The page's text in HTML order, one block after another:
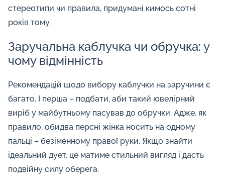
стереотипи чи правила, придумані кимось сотні
років тому.
Заручальна каблучка чи обручка: у
чому відмінність
Рекомендацій щодо вибору каблучки на заручини є
багато. І перша – подбати, аби такий ювелірний
виріб у майбутньому пасував до обручки. Адже, як
правило, обидва персні жінка носить на одному
пальці – безіменному правої руки. Якщо знайти
ідеальний дует, це матиме стильний вигляд і дасть
подвійну силу оберега.